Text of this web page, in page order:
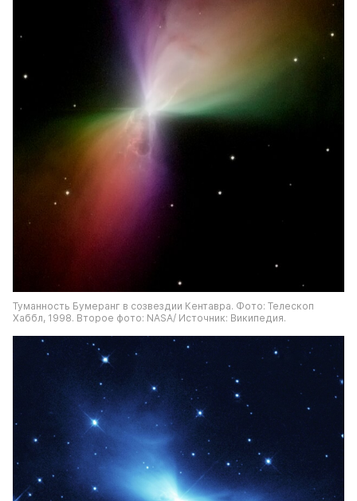
Туманность Бумеранг в созвездии Кентавра. Фото: Телескоп
Хаббл, 1998. Второе фото: NASA/ Источник: Википедия.